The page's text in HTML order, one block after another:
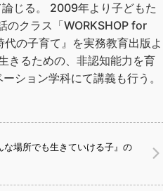
じる。 2009年より子どもた
のクラス「WORKSHOP for
の子育て』を実務教育出版よ
きるための、非認知能力を育
ション学科にて講義も行う。
場所でも生きていける子』の